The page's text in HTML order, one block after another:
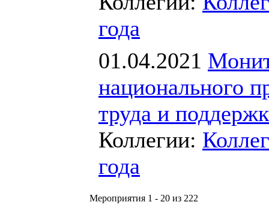
года
01.04.2021
национального
труда и
Коллегии:
года
Мероприятия 1 - 20 из 222